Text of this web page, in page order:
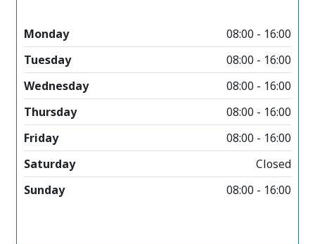
Monday
08:00 - 16:00
Tuesday
08:00 - 16:00
Wednesday
08:00 - 16:00
Thursday
08:00 - 16:00
Friday
08:00 - 16:00
Saturday
Closed
Sunday
08:00 - 16:00